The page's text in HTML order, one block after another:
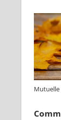
Mutuelle